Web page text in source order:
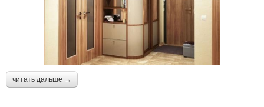
читать дальше →